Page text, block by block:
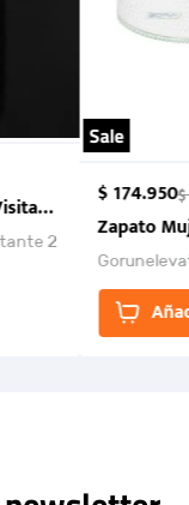
2 Suruga
2
Sale
$174.950$
Zapato